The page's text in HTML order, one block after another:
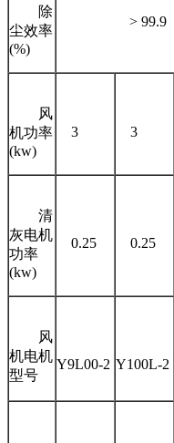
除
尘效率
(%)
> 99.9
风
机功率
(kw)
3 3
清
灰电机
功率
(kw)
0.25 0.25
风
机电机
型号
Y9L00-2 Y100L-2